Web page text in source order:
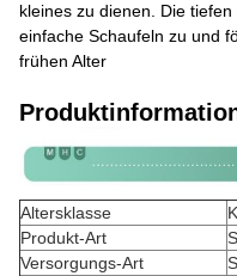
kleines zu dienen. Die
einfache Schaufeln zu und
frühen Alter
Altersklasse
Produkt-Art
Versorgungs-Art